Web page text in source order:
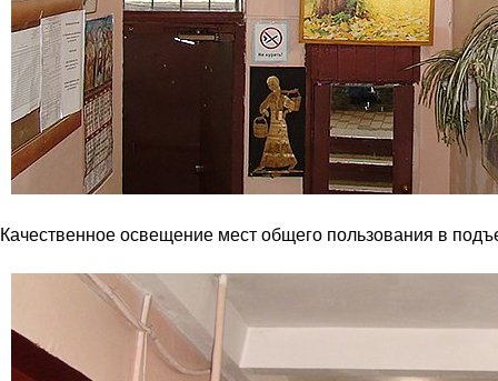
Качественное освещение мест общего пользования в